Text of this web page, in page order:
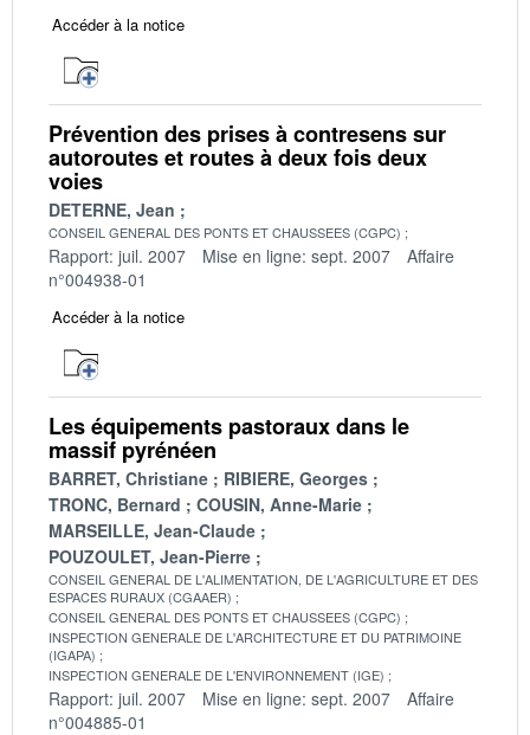
Accéder à la notice
Prévention des prises à contresens sur
autoroutes et routes à deux fois deux
voies
DETERNE, Jean
CONSEIL GENERAL DES PONTS ET CHAUSSEES (CGPC)
Rapport: juil. 2007 Mise en ligne: sept. 2007
Affaire
n°004938-01
Accéder à la notice
Les équipements pastoraux dans le
massif pyrénéen
BARRET, Christiane
RIBIERE, Georges
TRONC, Bernard
COUSIN, Anne-Marie
MARSEILLE, Jean-Claude
POUZOULET, Jean-Pierre
CONSEIL GENERAL DE L'ALIMENTATION, DE L'AGRICULTURE ET DES
ESPACES RURAUX (CGAAER)
CONSEIL GENERAL DES PONTS ET CHAUSSEES (CGPC)
INSPECTION GENERALE DE L'ARCHITECTURE ET DU PATRIMOINE
(IGAPA)
INSPECTION GENERALE DE L'ENVIRONNEMENT (IGE)
Rapport: juil. 2007 Mise en ligne: sept. 2007
Affaire
n°004885-01